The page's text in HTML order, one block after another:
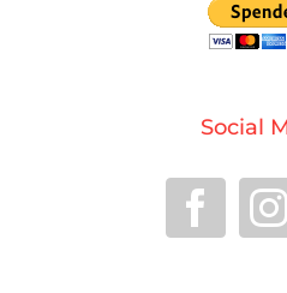
Social